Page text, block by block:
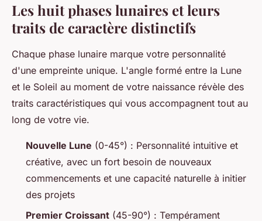
Les huit phases lunaires et leurs
traits de caractère distinctifs
Chaque phase lunaire marque votre personnalité
d'une empreinte unique. L'angle formé entre la Lune
et le Soleil au moment de votre naissance révèle des
traits caractéristiques qui vous accompagnent tout au
long de votre vie.
Nouvelle Lune (0-45°) : Personnalité intuitive et
créative, avec un fort besoin de nouveaux
commencements et une capacité naturelle à initier
des projets
Premier Croissant (45-90°) : Tempérament